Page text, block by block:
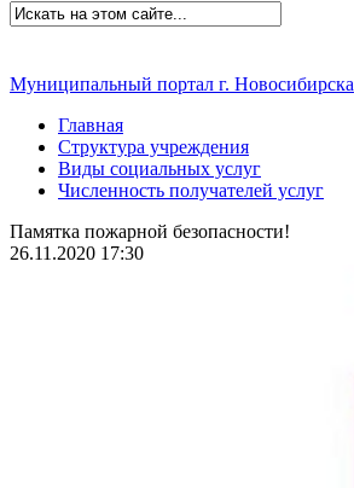
Муниципальный портал г. Новосибирска
Главная
Структура учреждения
Виды социальных услуг
Численность получателей услуг
Памятка пожарной безопасности!
26.11.2020 17:30